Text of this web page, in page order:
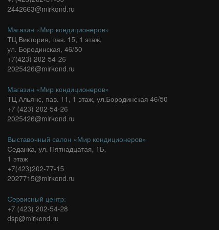
2442663@mirkond.ru
Магазин «Мир кондиционеров»
ТЦ Виктория, пав. 15, 1 этаж,
ул. Бородинская, 46/50
+7(423) 202-54-26
2025426@mirkond.ru
Магазин «Мир кондиционеров»
ТЦ Альянс, пав. 11, 1 этаж, ул.Бородинская 46/50
+7 (423) 202-54-26
2025426@mirkond.ru
Выставочный салон «Мир кондиционеров»
Седанка, ул. Пятнадцатая, 1Б,
1 этаж
+7(423)202-77-15
2027715@mirkond.ru
Сервисный центр:
+7 (423) 202-54-28
dsp@mirkond.ru